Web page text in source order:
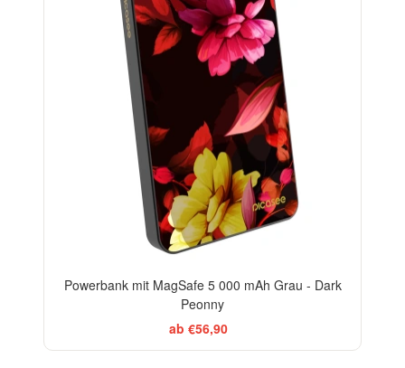
Powerbank mit MagSafe 5 000 mAh Grau - Dark
Peonny
ab €56,90